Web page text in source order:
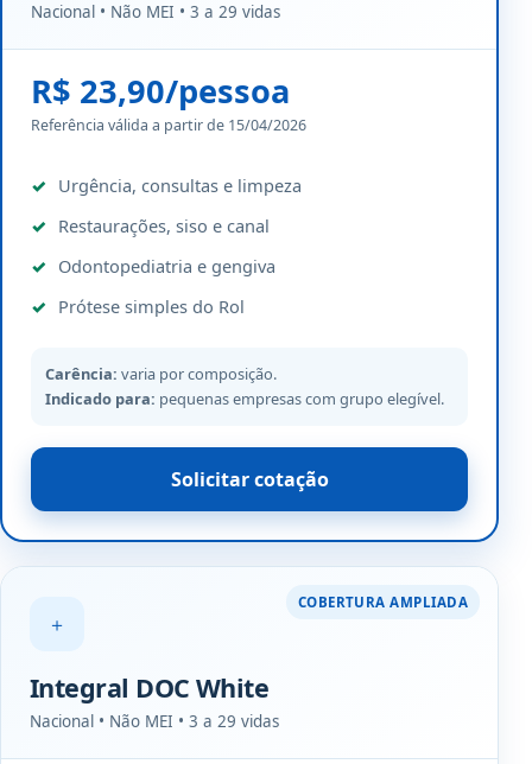
Nacional • Não MEI • 3 a 29 vidas
R$ 23,90/pessoa
Referência válida a partir de 15/04/2026
Urgência, consultas e limpeza
Restaurações, siso e canal
Odontopediatria e gengiva
Prótese simples do Rol
Carência: varia por composição.
Indicado para: pequenas empresas com grupo elegível.
Solicitar cotação
COBERTURA AMPLIADA
＋
Integral DOC White
Nacional • Não MEI • 3 a 29 vidas